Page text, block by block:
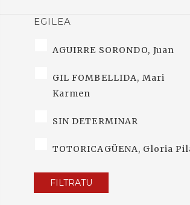
EGILEA
AGUIRRE SORONDO, Juan
GIL FOMBELLIDA, Mari
Karmen
SIN DETERMINAR
TOTORICAGÜENA, Gloria
FILTRATU